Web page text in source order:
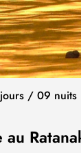
/ 09 nuits
au